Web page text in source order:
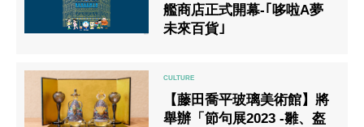
艦商店正式開幕-｢哆啦A夢
未來百貨｣
【藤田喬平玻璃美術館】將
舉辦「節句展2023 -雛、盔